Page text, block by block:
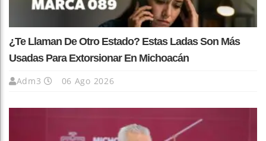
¿Te Llaman De Otro Estado? Estas Ladas Son Más
Usadas Para Extorsionar En Michoacán
Adm3 06 Ago 2026